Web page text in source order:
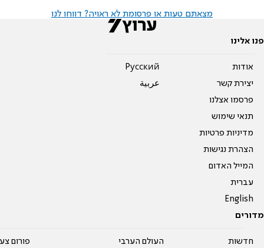
מצאתם טעות או פרסומת לא ראויה? דווחו לנו
פנו אלינו
אודות
יצירת קשר
פרסמו אצלנו
תנאי שימוש
מדיניות פרטיות
הצהרת נגישות
המייל האדום
עברית
English
Pусский
عربية
מדורים
חדשות העולם הערבי פורום